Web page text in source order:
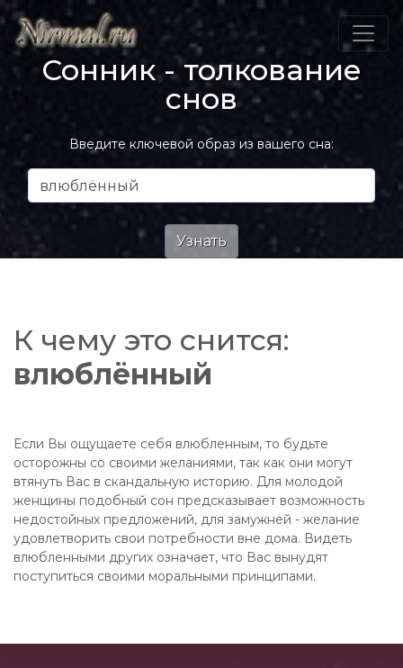
Сонник - толкование
снов
Введите ключевой образ из вашего сна:
К чему это снится:
влюблённый
Если Вы ощущаете себя влюбленным, то будьте
осторожны со своими желаниями, так как они могут
втянуть Вас в скандальную историю. Для молодой
женщины подобный сон предсказывает возможность
недостойных предложений, для замужней - желание
удовлетворить свои потребности вне дома. Видеть
влюбленными других означает, что Вас вынудят
поступиться своими моральными принципами.